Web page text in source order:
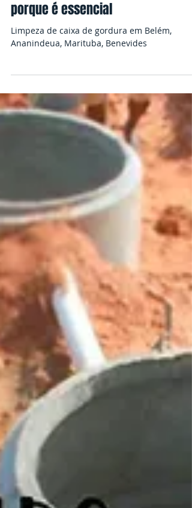
Limpeza de caixa de gordura:
porque é essencial
Ananindeua, Marituba, Benevides